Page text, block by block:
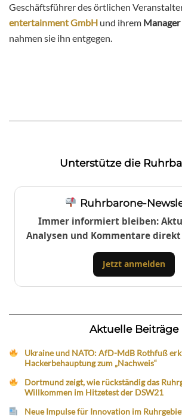
Geschäftsführer des örtlichen
entertainment GmbH und ihrem
nahmen sie ihn entgegen.
Unterstütze die
Ruhrbarone-
Immer informiert bleiben:
Analysen und Kommentare
Jetzt anmelden
Aktuelle Beiträge
Ukraine und NATO: AfD-MdB Rothfuß
Hackerbehauptung zum „Nachweis“
Dortmund zeigt, wie rückständig das
Willkommen im Hitzetest der DSW21
Neue Impulse für Innovation im